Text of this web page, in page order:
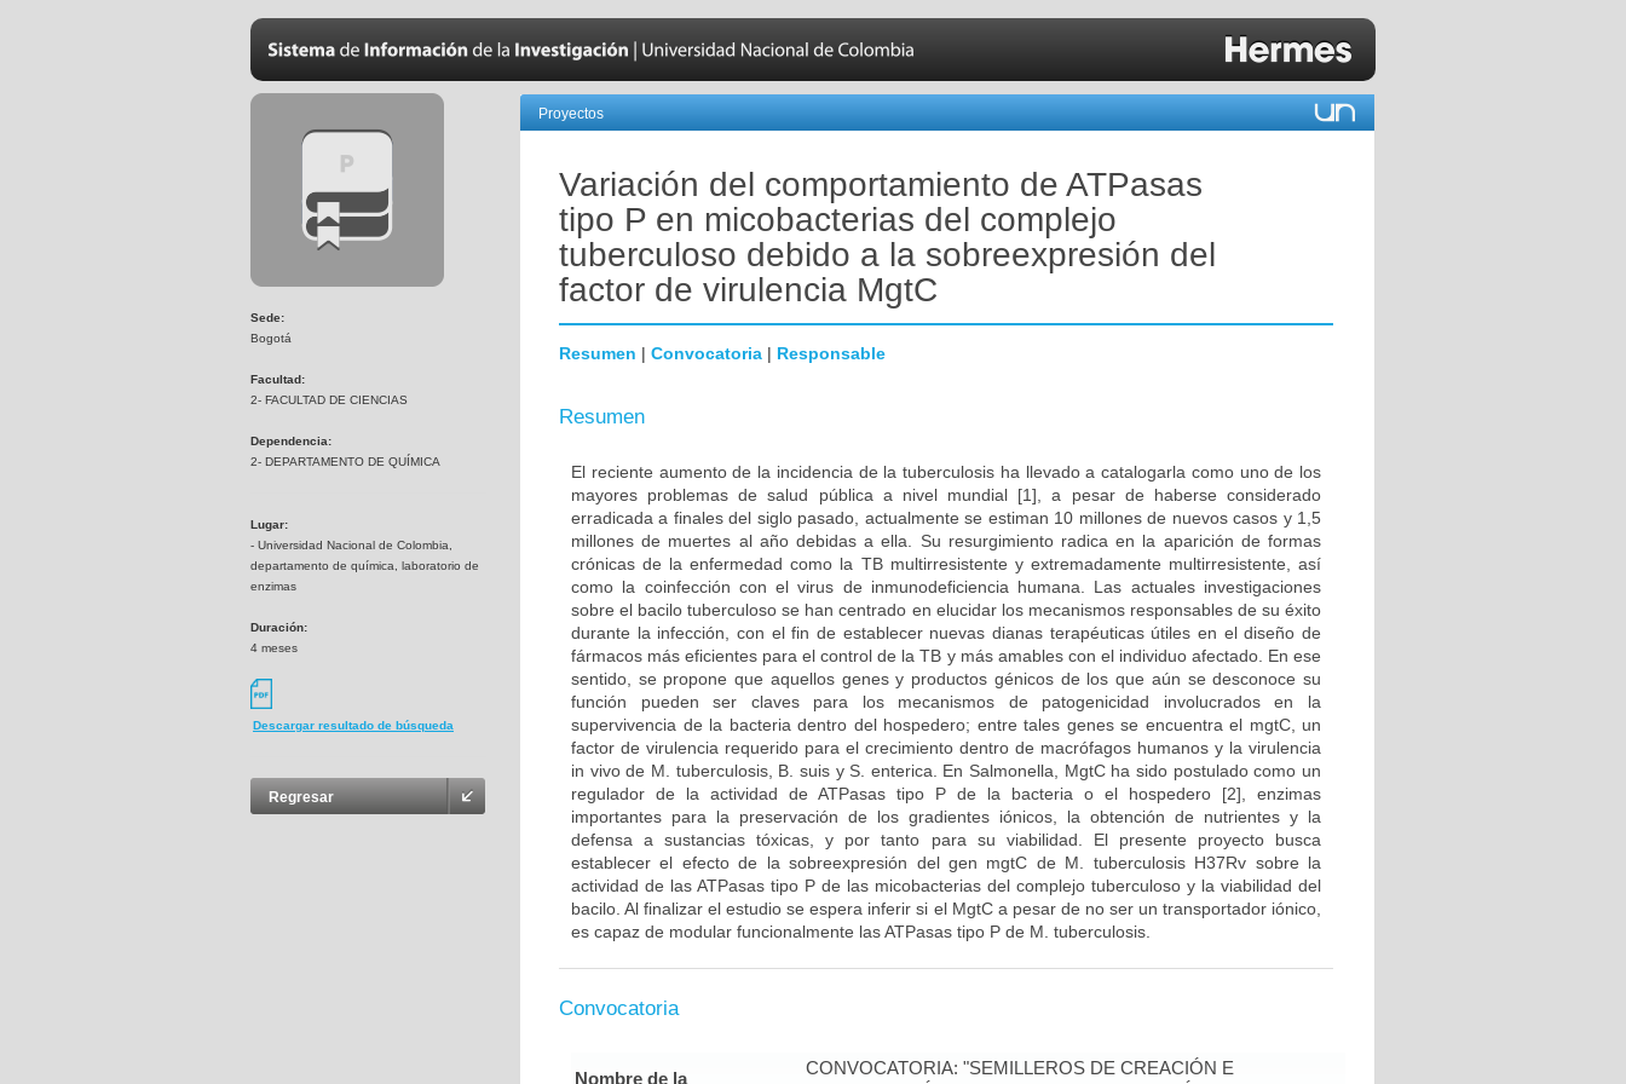
Sede:
Bogotá
Facultad:
2- FACULTAD DE CIENCIAS
Dependencia:
2- DEPARTAMENTO DE QUÍMICA
Lugar:
- Universidad Nacional de Colombia,
departamento de química, laboratorio de
enzimas
Duración:
4 meses
Descargar resultado de búsqueda
Regresar
Proyectos
Variación del comportamiento de ATPasas
tipo P en micobacterias del complejo
tuberculoso debido a la sobreexpresión del
factor de virulencia MgtC
Resumen | Convocatoria | Responsable
Resumen
El reciente aumento de la incidencia de la tuberculosis ha llevado a catalogarla como uno de los
mayores problemas de salud pública a nivel mundial [1], a pesar de haberse considerado
erradicada a finales del siglo pasado, actualmente se estiman 10 millones de nuevos casos y 1,5
millones de muertes al año debidas a ella. Su resurgimiento radica en la aparición de formas
crónicas de la enfermedad como la TB multirresistente y extremadamente multirresistente, así
como la coinfección con el virus de inmunodeficiencia humana. Las actuales investigaciones
sobre el bacilo tuberculoso se han centrado en elucidar los mecanismos responsables de su éxito
durante la infección, con el fin de establecer nuevas dianas terapéuticas útiles en el diseño de
fármacos más eficientes para el control de la TB y más amables con el individuo afectado. En ese
sentido, se propone que aquellos genes y productos génicos de los que aún se desconoce su
función pueden ser claves para los mecanismos de patogenicidad involucrados en la
supervivencia de la bacteria dentro del hospedero; entre tales genes se encuentra el mgtC, un
factor de virulencia requerido para el crecimiento dentro de macrófagos humanos y la virulencia
in vivo de M. tuberculosis, B. suis y S. enterica. En Salmonella, MgtC ha sido postulado como un
regulador de la actividad de ATPasas tipo P de la bacteria o el hospedero [2], enzimas
importantes para la preservación de los gradientes iónicos, la obtención de nutrientes y la
defensa a sustancias tóxicas, y por tanto para su viabilidad. El presente proyecto busca
establecer el efecto de la sobreexpresión del gen mgtC de M. tuberculosis H37Rv sobre la
actividad de las ATPasas tipo P de las micobacterias del complejo tuberculoso y la viabilidad del
bacilo. Al finalizar el estudio se espera inferir si el MgtC a pesar de no ser un transportador iónico,
es capaz de modular funcionalmente las ATPasas tipo P de M. tuberculosis.
Convocatoria
Nombre de la
CONVOCATORIA: "SEMILLEROS DE CREACIÓN E